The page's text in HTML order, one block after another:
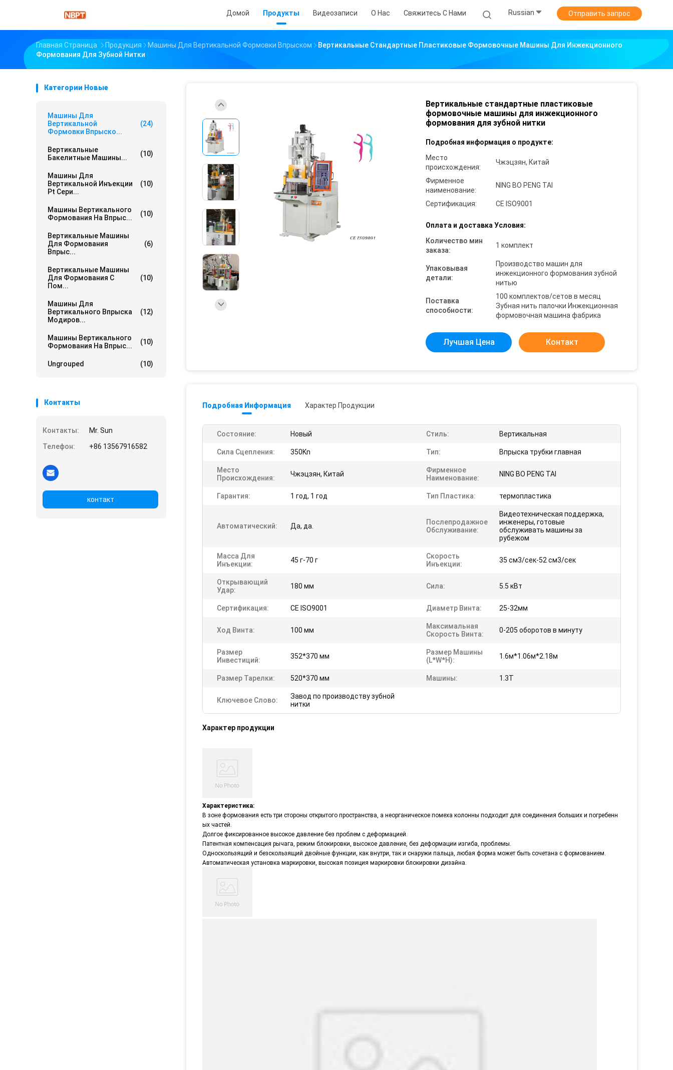
Домой Продукты Видеозаписи О Нас Свяжитесь С Нами Russian Отправить запрос
Главная Страница Продукция Машины Для Вертикальной Формовки Впрыском
Вертикальные Стандартные Пластиковые Формовочные Машины Для Инжекционного
Формования Для Зубной Нитки
Категории Новые
Машины Для
Вертикальной
Формовки Впрыско...
(24)
Вертикальные
Бакелитные Машины...
(10)
Машины Для
Вертикальной Инъекции
Pt Сери...
(10)
Машины Вертикального
Формования На Впрыс...
(10)
Вертикальные Машины
Для Формования
Впрыс...
(6)
Вертикальные Машины
Для Формования С
Пом...
(10)
Машины Для
Вертикального Впрыска
Модиров...
(12)
Машины Вертикального
Формования На Впрыс...
(10)
Ungrouped (10)
Контакты
Контакты:
Mr. Sun
Телефон:
+86 13567916582
контакт
Вертикальные стандартные пластиковые
формовочные машины для инжекционного
формования для зубной нитки
Подробная информация о продукте:
Место
происхождения:
Чжэцзян, Китай
Фирменное
наименование:
NING BO PENG TAI
Сертификация: CE ISO9001
Оплата и доставка Условия:
Количество мин
заказа:
1 комплект
Упаковывая
детали:
Производство машин для
инжекционного формования зубной
нитью
Поставка
способности:
100 комплектов/сетов в месяц
Зубная нить палочки Инжекционная
формовочная машина фабрика
Лучшая Цена Контакт
Подробная Информация Характер Продукции
Состояние: Новый Стиль: Вертикальная
Сила Сцепления: 350Kn Тип: Впрыска трубки главная
Место
Происхождения:
Чжэцзян, Китай
Фирменное
Наименование:
NING BO PENG TAI
Гарантия: 1 год, 1 год Тип Пластика: термопластика
Автоматический: Да, да.
Послепродажное
Обслуживание:
Видеотехническая поддержка,
инженеры, готовые
обслуживать машины за
рубежом
Масса Для
Инъекции:
45 г-70 г
Скорость
Инъекции:
35 см3/сек-52 см3/сек
Открывающий
Удар:
180 мм Сила: 5.5 кВт
Сертификация: CE ISO9001 Диаметр Винта: 25-32мм
Ход Винта: 100 мм
Максимальная
Скорость Винта:
0-205 оборотов в минуту
Размер
Инвестиций:
352*370 мм
Размер Машины
(L*W*H):
1.6м*1.06м*2.18м
Размер Тарелки: 520*370 мм Машины: 1.3T
Ключевое Слово:
Завод по производству зубной
нитки
Характер продукции
Характеристика:
В зоне формования есть три стороны открытого пространства, а неорганическое помеха колонны подходит для соединения больших и погребенн
ых частей.
Долгое фиксированное высокое давление без проблем с деформацией.
Патентная компенсация рычага, режим блокировки, высокое давление, без деформации изгиба, проблемы.
Односкользящий и безскользящий двойные функции, как внутри, так и снаружи пальца, любая форма может быть сочетана с формованием.
Автоматическая установка маркировки, высокая позиция маркировки блокировки дизайна.